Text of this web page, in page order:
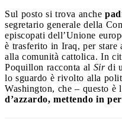
Sul posto si trova anche
segretario generale della
episcopati dell’Unione
è trasferito in Iraq, per
alla comunità cattolica. In
Poquillon racconta al Sirdi
lo sguardo è rivolto alla
Washington, che – questo è
d’azzardo, mettendo in